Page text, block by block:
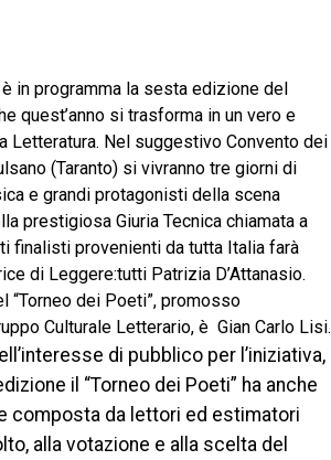
in programma la sesta edizione del
quest’anno si trasforma in un vero e
Letteratura. Nel suggestivo Convento dei
(Taranto) si vivranno tre giorni di
e grandi protagonisti della scena
prestigiosa Giuria Tecnica chiamata a
finalisti provenienti da tutta Italia farà
di Leggere:tutti Patrizia D’Attanasio.
“Torneo dei Poeti”, promosso
Culturale Letterario, è Gian Carlo Lisi.
di pubblico per l’iniziativa,
il “Torneo dei Poeti” ha anche
composta da lettori ed estimatori
alla votazione e alla scelta del